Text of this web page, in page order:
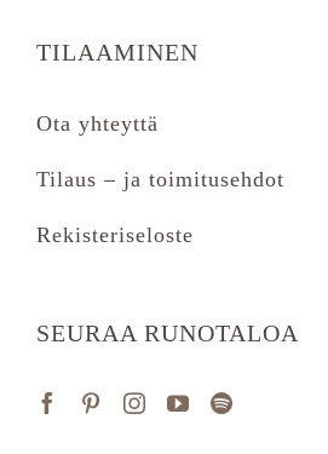
TILAAMINEN
Ota yhteyttä
Tilaus – ja toimitusehdot
Rekisteriseloste
SEURAA RUNOTALOA